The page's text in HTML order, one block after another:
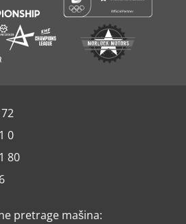
0
80
pretrage mašina: